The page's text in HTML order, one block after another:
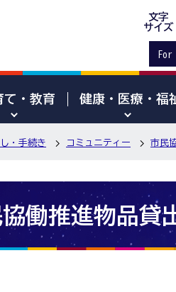
文字
サイズ
For
て・教育 健康・医療・福
・手続き コミュニティー 市民
働推進物品貸